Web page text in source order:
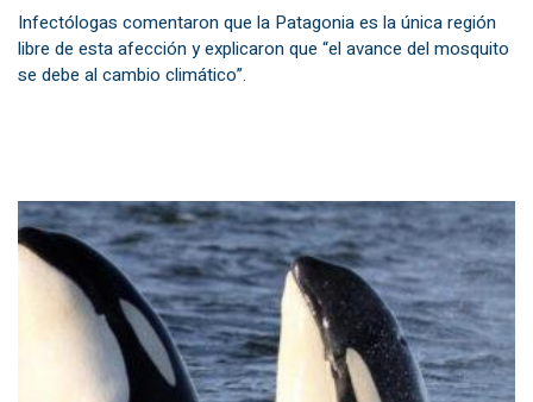
Infectólogas comentaron que la Patagonia es la única región
libre de esta afección y explicaron que “el avance del mosquito
se debe al cambio climático”.